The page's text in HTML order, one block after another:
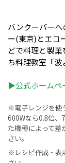
バンクーバー
ー(東京)とエコ
どで料理と製
ち料理教室「波
▶公式ホームペ
※電子レンジを使
600Wなら0.8倍、
た機種によって差
さい。
※レシピ作成・表